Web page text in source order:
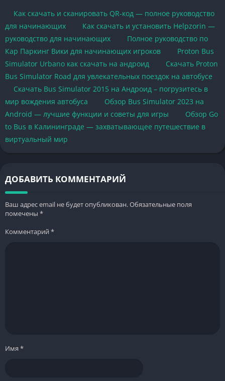
Как скачать и сканировать QR-код — полное руководство
для начинающих
Как скачать и установить Helpzorin —
руководство для начинающих
Полное руководство по
Кар Паркинг Вики для начинающих игроков
Proton Bus
Simulator Urbano как скачать на андроид
Скачать Proton
Bus Simulator Road для увлекательных поездок на автобусе
Скачать Bus Simulator 2015 на Андроид – погрузитесь в
мир вождения автобуса
Обзор Bus Simulator 2023 на
Android — лучшие функции и советы для игры
Обзор Go
to Bus в Калининграде — захватывающее путешествие в
виртуальный мир
ДОБАВИТЬ КОММЕНТАРИЙ
Ваш адрес email не будет опубликован.Обязательные поля
помечены *
Комментарий*
Имя *